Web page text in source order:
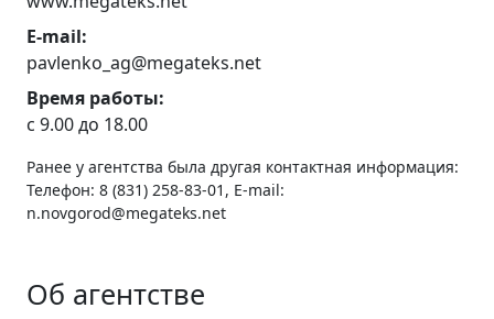
E-mail:
pavlenko_ag@megateks.net
Время работы:
с 9.00 до 18.00
Ранее у агентства была другая контактная информация:
Телефон: 8 (831) 258-83-01, E-mail:
n.novgorod@megateks.net
Об агентстве